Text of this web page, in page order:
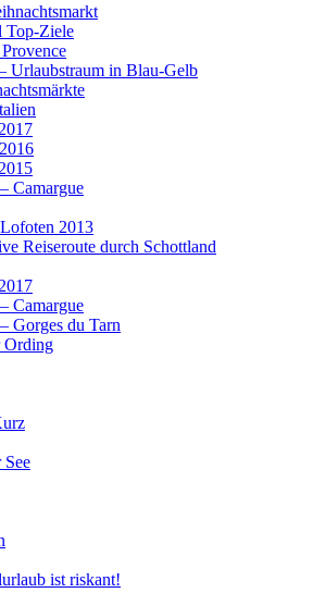
Top-Ziele
Urlaubstraum in Blau-Gelb
Camargue
2013
Reiseroute durch Schottland
Camargue
Gorges du Tarn
Ording
See
ist riskant!